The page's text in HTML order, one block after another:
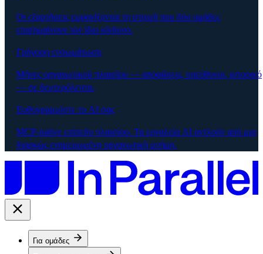
Οι εξαρτήσεις εμφανίζονται τη στιγμή που δύο ομάδες
επισημαίνουν τον ίδιο κίνδυνο.
Γρήγορη ενσωμάτωση
Μήνες οργανωτικού πλαισίου — αποφάσεις, υπεύθυνοι, ιστορικό
— σε δευτερόλεπτα.
Ευθυγραμμίστε το AI σας
MCP-native επίπεδο πλαισίου. Τα εργαλεία AI αντλούν από μια
διαρκώς ενημερωμένη οργανωτική μνήμη.
Για ομάδες